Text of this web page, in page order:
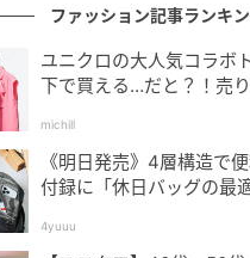
ファッション記事ランキ
ユニクロの大人気コラボ
下で買える…だと？！売
michill
《明日発売》4層構造で
付録に「休日バッグの最
4yuuu